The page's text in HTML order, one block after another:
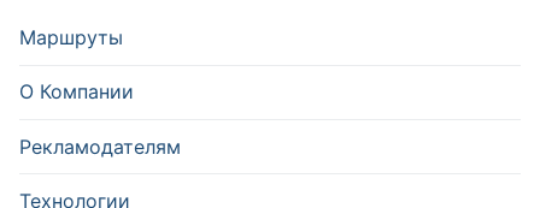
Маршруты
О Компании
Рекламодателям
Технологии